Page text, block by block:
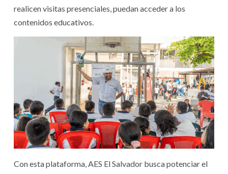
realicen visitas presenciales, puedan acceder a los
contenidos educativos.
Con esta plataforma, AES El Salvador busca potenciar el